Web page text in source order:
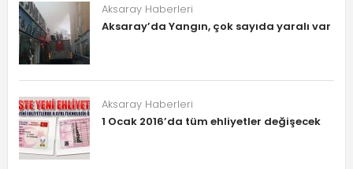
Aksaray Haberleri
Aksaray’da Yangın, çok sayıda yaralı var
Aksaray Haberleri
1 Ocak 2016’da tüm ehliyetler değişecek